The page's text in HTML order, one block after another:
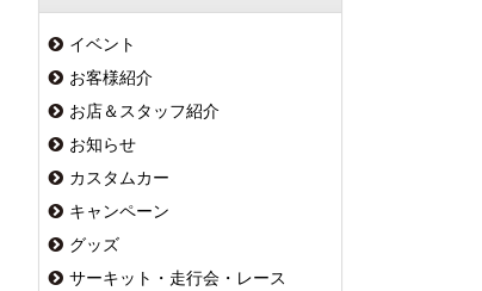
イベント
お客様紹介
お店＆スタッフ紹介
お知らせ
カスタムカー
キャンペーン
グッズ
サーキット・走行会・レース